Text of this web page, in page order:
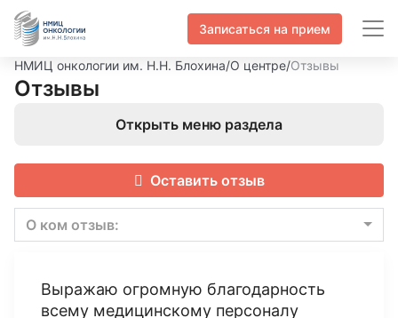
Записаться на прием
НМИЦ онкологии им. Н.Н. Блохина/О центре/Отзывы
Отзывы
Открыть меню раздела
Оставить отзыв
О ком отзыв:
Выражаю огромную благодарность
всему медицинскому персоналу